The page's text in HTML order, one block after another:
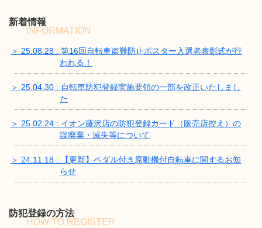
新着情報
INFORMATION
＞ 25.08.28 : 第16回自転車盗難防止ポスター入選者表彰式が行
われる！
＞ 25.04.30 : 自転車防犯登録実施要領の一部を改正いたしまし
た
＞ 25.02.24 : イオン藤沢店の防犯登録カード（販売店控え）の
誤廃棄・滅失等について
＞ 24.11.18 : 【更新】ペダル付き原動機付自転車に関するお知
らせ
防犯登録の方法
HOW TO REGISTER